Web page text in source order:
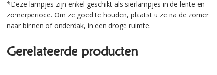
*Deze lampjes zijn enkel geschikt als sierlampjes in de lente en
zomerperiode. Om ze goed te houden, plaatst u ze na de zomer
naar binnen of onderdak, in een droge ruimte.
Gerelateerde producten